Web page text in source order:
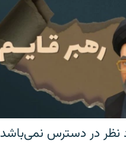
نظر در دسترس نمی‌باشد